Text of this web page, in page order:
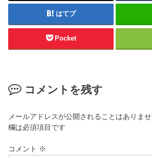
はてブ
Pocket
コメントを残す
メールアドレスが公開されることはありませ
欄は必須項目です
コメント ※